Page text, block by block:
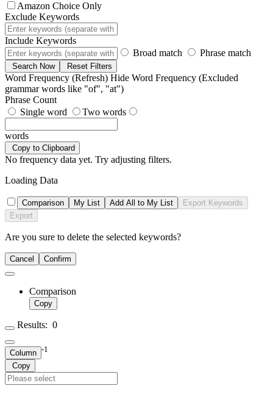
Amazon Choice Only
Exclude Keywords
Include Keywords
Broad match
Phrase match
Search Now Reset Filters
Word Frequency (Refresh) Hide Word Frequency (Excluded
grammar words like "of", "at")
Phrase Count
Single word
Two words
words
Copy to Clipboard
No frequency data yet. Try adjusting filters.
Loading Data
Comparison My List Add All to My List
Export Keywords
Export
Are you sure to delete the selected keywords?
Cancel Confirm
Comparison
Copy
Results: 0
Column -1
Copy